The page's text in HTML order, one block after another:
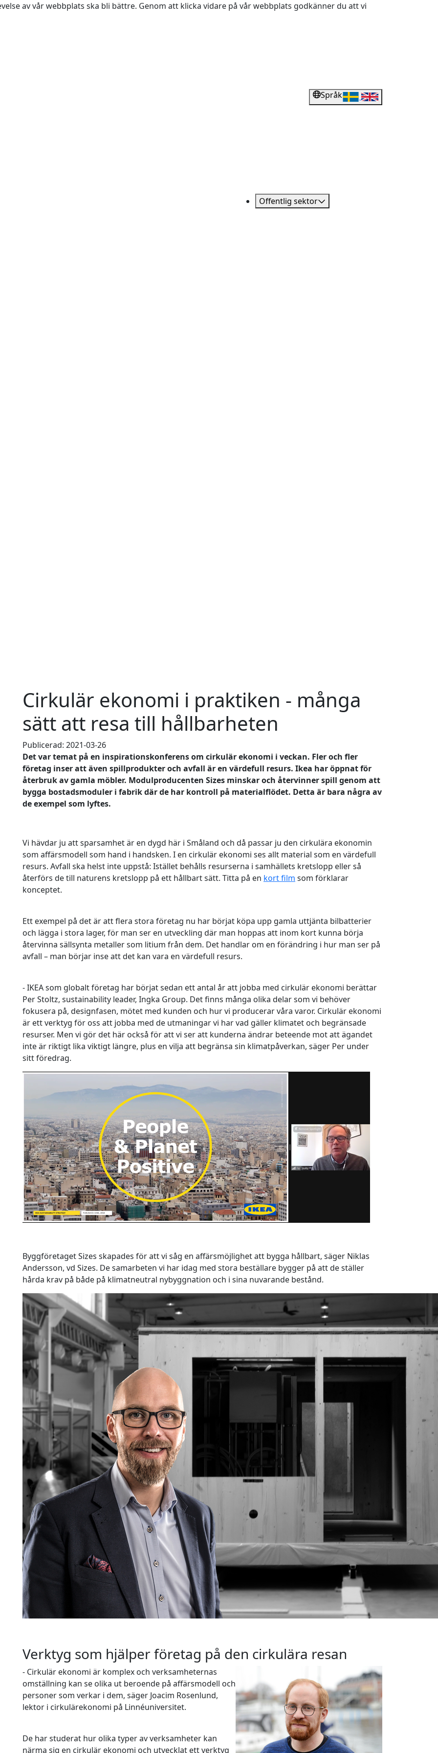
av vår webbplats ska bli bättre. Genom att klicka vidare på vår webbplats godkänner du att vi
Språk
Offentlig sektor
Cirkulär ekonomi i praktiken - många
sätt att resa till hållbarheten
Publicerad: 2021-03-26
Det var temat på en inspirationskonferens om cirkulär ekonomi i veckan. Fler och fler
företag inser att även spillprodukter och avfall är en värdefull resurs. Ikea har öppnat för
återbruk av gamla möbler. Modulproducenten Sizes minskar och återvinner spill genom att
bygga bostadsmoduler i fabrik där de har kontroll på materialflödet. Detta är bara några av
de exempel som lyftes.
Vi hävdar ju att sparsamhet är en dygd här i Småland och då passar ju den cirkulära ekonomin
som affärsmodell som hand i handsken. I en cirkulär ekonomi ses allt material som en värdefull
resurs. Avfall ska helst inte uppstå: Istället behålls resurserna i samhällets kretslopp eller så
återförs de till naturens kretslopp på ett hållbart sätt. Titta på en kort film som förklarar
konceptet.
Ett exempel på det är att flera stora företag nu har börjat köpa upp gamla uttjänta bilbatterier
och lägga i stora lager, för man ser en utveckling där man hoppas att inom kort kunna börja
återvinna sällsynta metaller som litium från dem. Det handlar om en förändring i hur man ser på
avfall – man börjar inse att det kan vara en värdefull resurs.
- IKEA som globalt företag har börjat sedan ett antal år att jobba med cirkulär ekonomi berättar
Per Stoltz, sustainability leader, Ingka Group. Det finns många olika delar som vi behöver
fokusera på, designfasen, mötet med kunden och hur vi producerar våra varor. Cirkulär ekonomi
är ett verktyg för oss att jobba med de utmaningar vi har vad gäller klimatet och begränsade
resurser. Men vi gör det här också för att vi ser att kunderna ändrar beteende mot att ägandet
inte är riktigt lika viktigt längre, plus en vilja att begränsa sin klimatpåverkan, säger Per under
sitt föredrag.
Byggföretaget Sizes skapades för att vi såg en affärsmöjlighet att bygga hållbart, säger Niklas
Andersson, vd Sizes. De samarbeten vi har idag med stora beställare bygger på att de ställer
hårda krav på både på klimatneutral nybyggnation och i sina nuvarande bestånd.
Verktyg som hjälper företag på den cirkulära resan
- Cirkulär ekonomi är komplex och verksamheternas
omställning kan se olika ut beroende på affärsmodell och
personer som verkar i dem, säger Joacim Rosenlund,
lektor i cirkulärekonomi på Linnéuniversitet.
De har studerat hur olika typer av verksamheter kan
närma sig en cirkulär ekonomi och utvecklat ett verktyg